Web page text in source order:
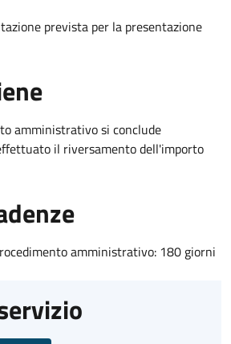
prevista per la presentazione
amministrativo si conclude
il riversamento dell'importo
amministrativo: 180 giorni